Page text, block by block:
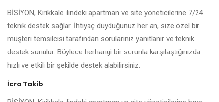
BİSİYON, Kirikkale ilindeki apartman ve site yöneticilerine 7/24
teknik destek sağlar. İhtiyaç duyduğunuz her an, size özel bir
müşteri temsilcisi tarafından sorularınız yanıtlanır ve teknik
destek sunulur. Böylece herhangi bir sorunla karşılaştığınızda
hızlı ve etkili bir şekilde destek alabilirsiniz.
İcra Takibi